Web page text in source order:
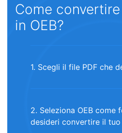
Come
in OEB?
1. Scegli il file PDF che
2. Seleziona OEB come
desideri convertire il tuo